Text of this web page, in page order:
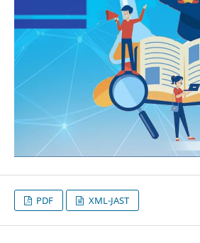
PDF XML-JAST